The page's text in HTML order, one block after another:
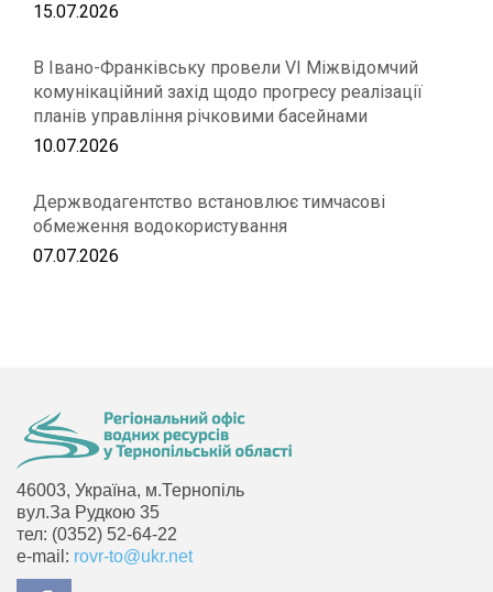
15.07.2026
В Івано-Франківську провели VІ Міжвідомчий
комунікаційний захід щодо прогресу реалізації
планів управління річковими басейнами
10.07.2026
Держводагентство встановлює тимчасові
обмеження водокористування
07.07.2026
46003, Україна, м.Тернопіль
вул.За Рудкою 35
тел: (0352) 52-64-22
e-mail: rovr-to@ukr.net